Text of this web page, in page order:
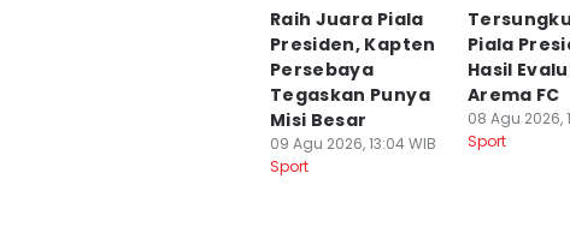
Raih Juara Piala
Presiden, Kapten
Persebaya
Tegaskan Punya
Misi Besar
09 Agu 2026, 13:04 WIB
Sport
Piala
Hasil
Arema FC
08 Agu 2026,
Sport